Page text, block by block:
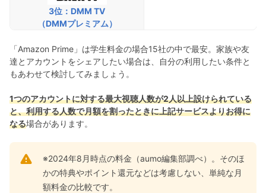
3位：DMM TV
（DMMプレミアム）
「Amazon Prime」は学生料金の場合15社の中で最安。家族や友
達とアカウントをシェアしたい場合は、自分の利用したい条件と
もあわせて検討してみましょう。
1つのアカウントに対する最大視聴人数が2人以上設けられている
と、利用する人数で月額を割ったときに上記サービスよりお得に
なる場合があります。
※2024年8月時点の料金（aumo編集部調べ）。そのほ
かの特典やポイント還元などは考慮しない、単純な月
額料金の比較です。